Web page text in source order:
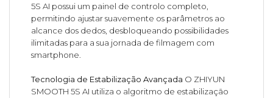
5S AI possui um painel de controlo completo,
permitindo ajustar suavemente os parâmetros ao
alcance dos dedos, desbloqueando possibilidades
ilimitadas para a sua jornada de filmagem com
smartphone.
Tecnologia de Estabilização Avançada O ZHIYUN
SMOOTH 5S AI utiliza o algoritmo de estabilização